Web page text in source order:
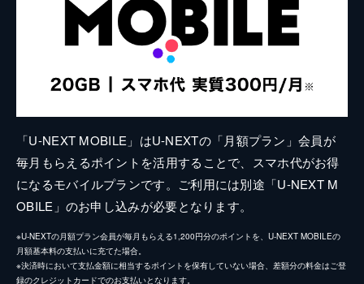
「U-NEXT MOBILE」はU-NEXTの「月額プラン」会員が
毎月もらえるポイントを活用することで、スマホ代がお得
になるモバイルプランです。ご利用には別途「U-NEXT M
OBILE」のお申し込みが必要となります。
※U-NEXTの月額プラン会員が毎月もらえる1,200円分のポイントを、U-NEXT MOBILEの
月額基本料の支払いに充てた場合。
※決済時において支払金額に相当するポイントを保有していない場合、差額分の料金はご登
録のクレジットカードでのお支払いとなります。